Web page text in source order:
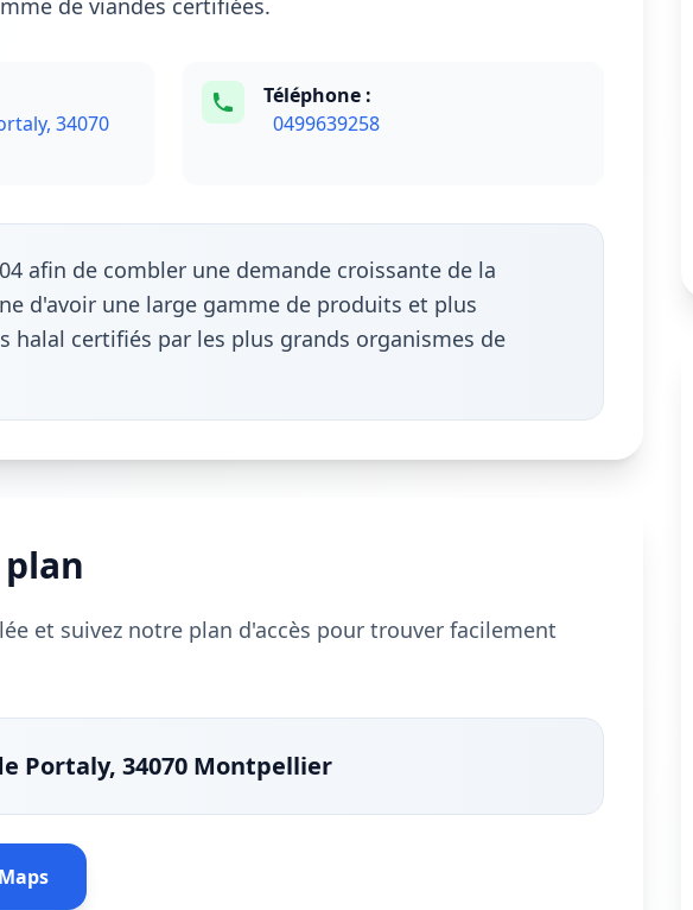
de viandes certifiées.
34070
Téléphone :
0499639258
afin de combler une demande croissante de la
d'avoir une large gamme de produits et plus
halal certifiés par les plus grands organismes de
et suivez notre plan d'accès pour trouver facilement
Portaly, 34070 Montpellier